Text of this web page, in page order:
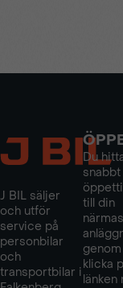
J BIL säljer
och utför
service på
personbilar
och
transportbilar i
Du
snabbt
till din
klicka
länken